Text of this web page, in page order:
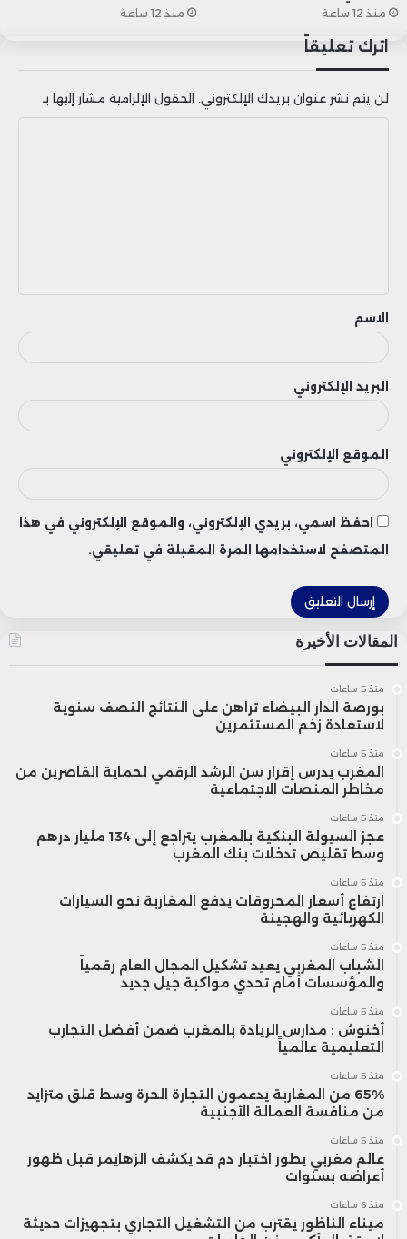
منذ 12 ساعة منذ 12 ساعة
اترك تعليقاً
لن يتم نشر عنوان بريدك الإلكتروني. الحقول الإلزامية مشار إليها بـ
ق
الاسم
البريد الإلكتروني
الموقع الإلكتروني
احفظ اسمي، بريدي الإلكتروني، والموقع الإلكتروني في هذا
المتصفح لاستخدامها المرة المقبلة في تعليقي.
المقالات الأخيرة
منذ 5 ساعات
بورصة الدار البيضاء تراهن على النتائج النصف سنوية
لاستعادة زخم المستثمرين
منذ 5 ساعات
المغرب يدرس إقرار سن الرشد الرقمي لحماية القاصرين من
مخاطر المنصات الاجتماعية
منذ 5 ساعات
عجز السيولة البنكية بالمغرب يتراجع إلى 134 مليار درهم
وسط تقليص تدخلات بنك المغرب
منذ 5 ساعات
ارتفاع أسعار المحروقات يدفع المغاربة نحو السيارات
الكهربائية والهجينة
منذ 5 ساعات
الشباب المغربي يعيد تشكيل المجال العام رقمياً
والمؤسسات أمام تحدي مواكبة جيل جديد
منذ 5 ساعات
أخنوش : مدارس الريادة بالمغرب ضمن أفضل التجارب
التعليمية عالمياً
منذ 5 ساعات
65% من المغاربة يدعمون التجارة الحرة وسط قلق متزايد
من منافسة العمالة الأجنبية
منذ 5 ساعات
عالم مغربي يطور اختبار دم قد يكشف الزهايمر قبل ظهور
أعراضه بسنوات
منذ 6 ساعات
ميناء الناظور يقترب من التشغيل التجاري بتجهيزات حديثة